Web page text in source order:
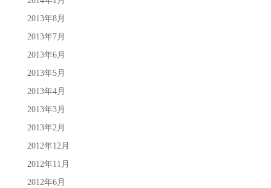
2013年8月
2013年7月
2013年6月
2013年5月
2013年4月
2013年3月
2013年2月
2012年12月
2012年11月
2012年6月